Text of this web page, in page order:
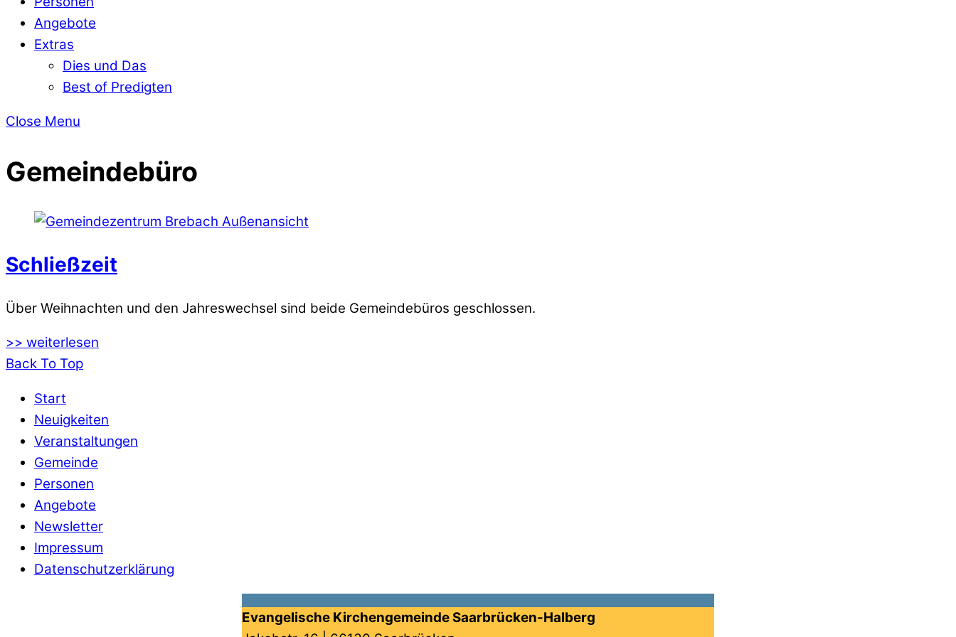
Angebote
Extras
Dies und Das
Best of Predigten
Close Menu
Gemeindebüro
Schließzeit
Über Weihnachten und den Jahreswechsel sind beide Gemeindebüros geschlossen.
>> weiterlesen
Back To Top
Start
Neuigkeiten
Veranstaltungen
Gemeinde
Personen
Angebote
Newsletter
Impressum
Datenschutzerklärung
Evangelische Kirchengemeinde Saarbrücken-Halberg